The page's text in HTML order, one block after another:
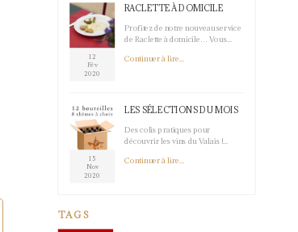
12
Fév
2020
RACLETTE À DOMICILE
Profitez de notre nouveau service
de Raclette à domicile… Vous...
Continuer à lire...
15
Nov
2020
LES SÉLECTIONS DU MOIS
Des colis pratiques pour
découvrir les vins du Valais !...
Continuer à lire...
TAGS